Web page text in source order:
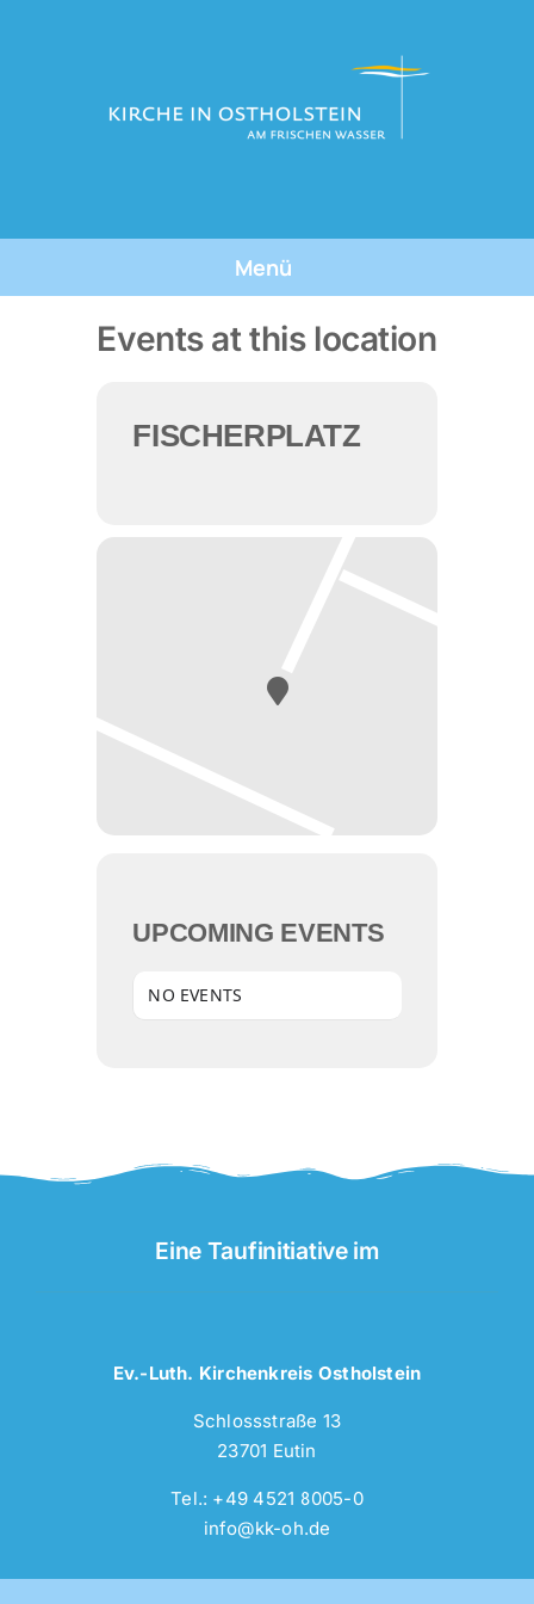
Menü
Tauforte
Die Taufe
Events at this location
FISCHERPLATZ
UPCOMING EVENTS
NO EVENTS
Eine Taufinitiative im
Ev.-Luth. Kirchenkreis Ostholstein
Schlossstraße 13
23701 Eutin
Tel.: +49 4521 8005-0
info@kk-oh.de